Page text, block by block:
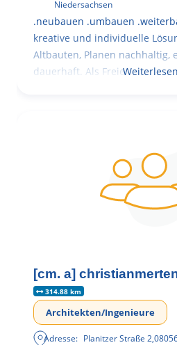
Niedersachsen
.neubauen .umbauen
kreative und individuelle
Altbauten, Planen nachhaltig,
dauerhaft. Als Freie
[cm. a]
314.88 km
Architekten/Ingenieure
Adresse: Planitzer Straße 2,